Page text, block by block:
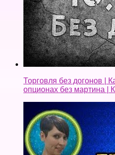
Торговля без догонов |
опционах без мартина |